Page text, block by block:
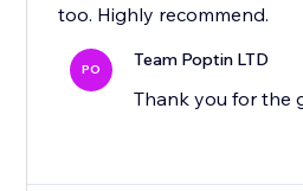
too. Highly recommend.
PO Team Poptin LTD
Thank you for the